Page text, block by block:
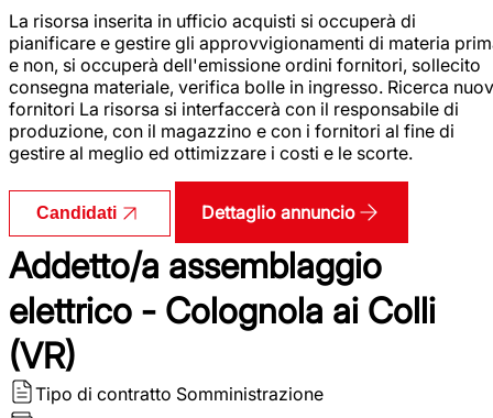
La risorsa inserita in ufficio acquisti si occuperà di
pianificare e gestire gli approvvigionamenti di materia
e non, si occuperà dell'emissione ordini fornitori, sollecito
consegna materiale, verifica bolle in ingresso. Ricerca
fornitori La risorsa si interfaccerà con il responsabile di
produzione, con il magazzino e con i fornitori al fine di
gestire al meglio ed ottimizzare i costi e le scorte.
Candidati Dettaglio annuncio
Addetto/a assemblaggio
elettrico - Colognola ai Colli
(VR)
Tipo di contratto Somministrazione